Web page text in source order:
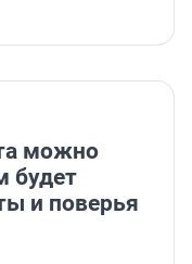
можно
будет
и поверья